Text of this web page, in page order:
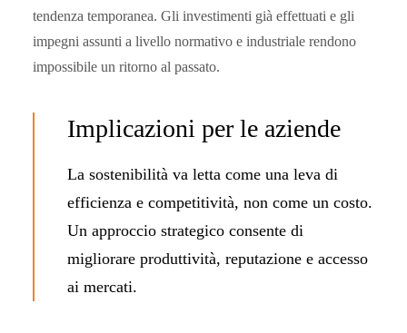
tendenza temporanea. Gli investimenti già effettuati e gli
impegni assunti a livello normativo e industriale rendono
impossibile un ritorno al passato.
Implicazioni per le aziende
La sostenibilità va letta come una leva di
efficienza e competitività, non come un costo.
Un approccio strategico consente di
migliorare produttività, reputazione e accesso
ai mercati.